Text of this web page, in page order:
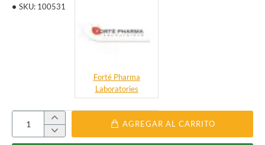
SKU: 100531
Forté Pharma
Laboratories
AGREGAR AL CARRITO